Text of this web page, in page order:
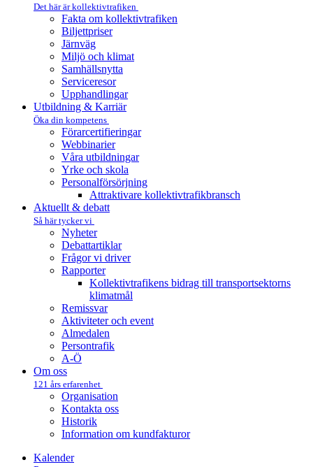
Det här är kollektivtrafiken
Fakta om kollektivtrafiken
Biljettpriser
Järnväg
Miljö och klimat
Samhällsnytta
Serviceresor
Upphandlingar
Utbildning & Karriär
Öka din kompetens
Förarcertifieringar
Webbinarier
Våra utbildningar
Yrke och skola
Personalförsörjning
Attraktivare kollektivtrafik­bransch
Aktuellt & debatt
Så här tycker vi
Nyheter
Debattartiklar
Frågor vi driver
Rapporter
Kollektivtrafikens bidrag till transportsektorns
klimatmål
Remissvar
Aktiviteter och event
Almedalen
Persontrafik
A-Ö
Om oss
121 års erfarenhet
Organisation
Kontakta oss
Historik
Information om kundfakturor
Kalender